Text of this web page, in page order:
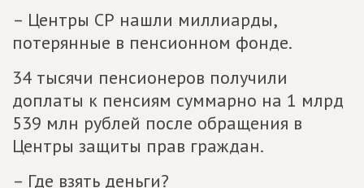
– Центры СР нашли миллиарды,
потерянные в пенсионном фонде.
34 тысячи пенсионеров получили
доплаты к пенсиям суммарно на 1 млрд
539 млн рублей после обращения в
Центры защиты прав граждан.
– Где взять деньги?